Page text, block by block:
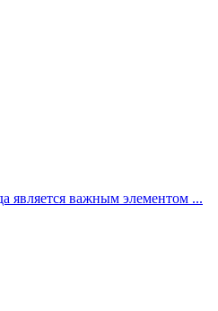
является важным элементом ...